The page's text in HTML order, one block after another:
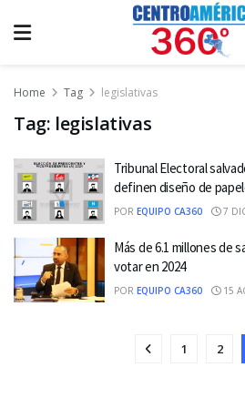
Home Tag legislativas
Tag: legislativas
Tribunal Electoral
definen diseño de
POR EQUIPO CA360 7
Más de 6.1 millones de
votar en 2024
POR EQUIPO CA360 15
1 2